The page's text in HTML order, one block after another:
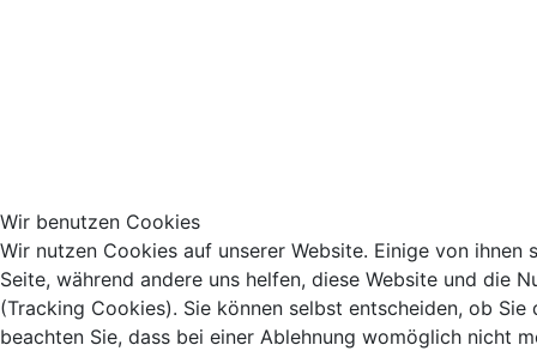
Wir benutzen Cookies
Wir nutzen Cookies auf unserer Website. Einige von ihnen
Seite, während andere uns helfen, diese Website und die
(Tracking Cookies). Sie können selbst entscheiden, ob
beachten Sie, dass bei einer Ablehnung womöglich nicht